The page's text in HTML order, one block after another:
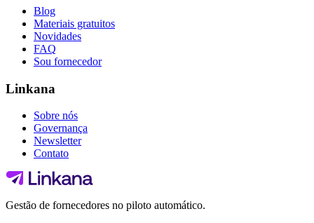
Blog
Materiais gratuitos
Novidades
FAQ
Sou fornecedor
Linkana
Sobre nós
Governança
Newsletter
Contato
Gestão de fornecedores no piloto automático.